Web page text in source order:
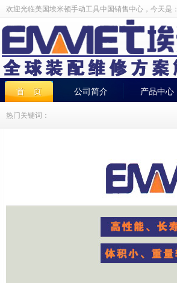
欢迎光临美国埃米顿手动工具中国销售中心，今天是：
首 页 公司简介 产品中心
热门关键词：